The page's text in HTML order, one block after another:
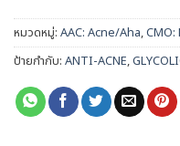
หมวดหมู่: AAC: Acne/Aha,
ป้ายกำกับ: ANTI-ACNE,